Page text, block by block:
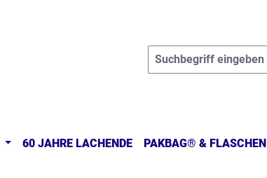
60 JAHRE LACHENDE PAKBAG® & FLASCHEN